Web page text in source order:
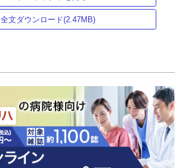
全文ダウンロード(2.47MB)